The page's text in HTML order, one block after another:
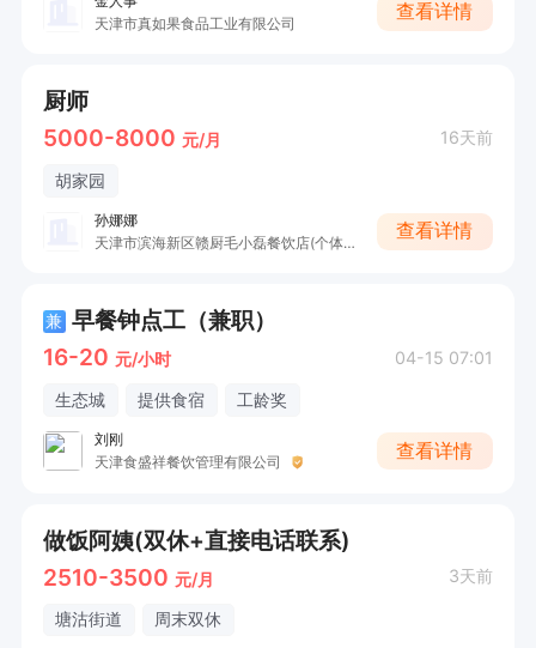
天津市真如果食品工业有限公司
查看详情
厨师
5000-8000 元/月 16天前
胡家园
孙娜娜
天津市滨海新区赣厨毛小磊餐饮店(个体工商户)
查看详情
兼 早餐钟点工（兼职）
16-20 元/小时 04-15 07:01
生态城 提供食宿 工龄奖
刘刚
天津食盛祥餐饮管理有限公司
查看详情
做饭阿姨(双休+直接电话联系)
2510-3500 元/月 3天前
塘沽街道 周末双休